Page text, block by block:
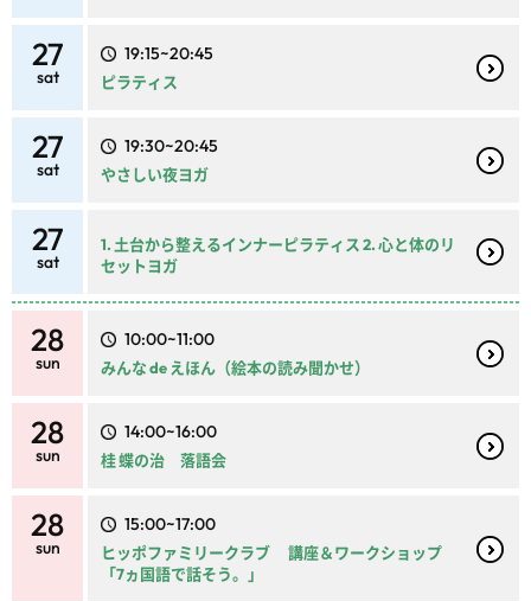
27
sat
19:15~20:45
ピラティス
27
sat
19:30~20:45
やさしい夜ヨガ
27
sat
1. 土台から整えるインナーピラティス 2. 心と体のリ
セットヨガ
28
sun
10:00~11:00
みんな de えほん（絵本の読み聞かせ）
28
sun
14:00~16:00
桂 蝶の治 落語会
28
sun
15:00~17:00
ヒッポファミリークラブ 講座＆ワークショップ
「7ヵ国語で話そう。」